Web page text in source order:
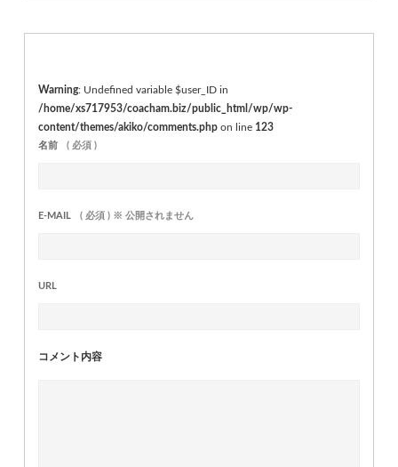
Warning : Undefined variable $user_ID in
/home/xs717953/coacham.biz/public_html/wp/wp-
content/themes/akiko/comments.php on line 123
名前 ( 必須 )
E-MAIL ( 必須 ) ※ 公開されません
URL
コメント内容